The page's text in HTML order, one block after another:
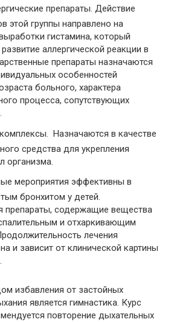
препараты. Действие
этой группы направлено на
гистамина, который
аллергической реакции в
препараты назначаются
особенностей
больного, характера
процесса, сопутствующих
Назначаются в качестве
средства для укрепления
организма.
мероприятия эффективны в
бронхитом у детей.
препараты, содержащие вещества
и отхаркивающим
лечения
и зависит от клинической картины
избавления от застойных
является гимнастика. Курс
повторение дыхательных